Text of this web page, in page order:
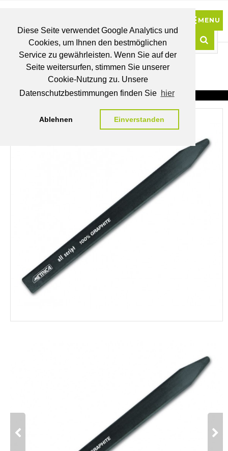
Diese Seite verwendet Google Analytics und
Cookies, um Ihnen den bestmöglichen
Service zu gewährleisten. Wenn Sie auf der
Seite weitersurfen, stimmen Sie unserer
Cookie-Nutzung zu. Unsere
Datenschutzbestimmungen finden Sie hier
Ablehnen Einverstanden
BRUTTO
PREISE
MEIN
WUNSCHLISTE